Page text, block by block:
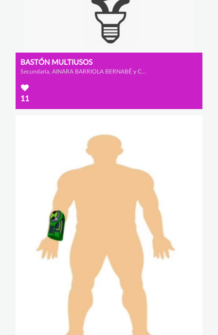
BASTÓN MULTIUSOS
Secundaria, AINARA BARRIOLA BERNABÉ y CLAUDIA LADRERO DE SANMILLÁN
11